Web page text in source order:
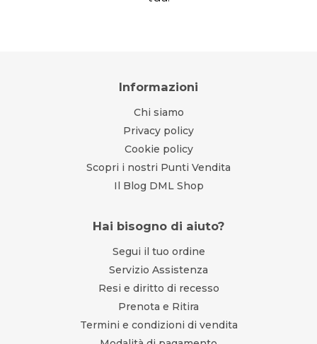
Informazioni
Chi siamo
Privacy policy
Cookie policy
Scopri i nostri Punti Vendita
Il Blog DML Shop
Hai bisogno di aiuto?
Segui il tuo ordine
Servizio Assistenza
Resi e diritto di recesso
Prenota e Ritira
Termini e condizioni di vendita